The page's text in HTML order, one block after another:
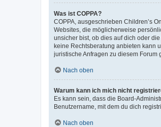
Was ist COPPA?
COPPA, ausgeschrieben Children’s
Websites, die möglicherweise
unsicher bist, ob dies auf dich oder
keine Rechtsberatung anbieten kann
juristische Anfragen zu diesem Forum
Nach oben
Warum kann ich mich nicht
Es kann sein, dass die Board-
Benutzername, mit dem du dich
Nach oben